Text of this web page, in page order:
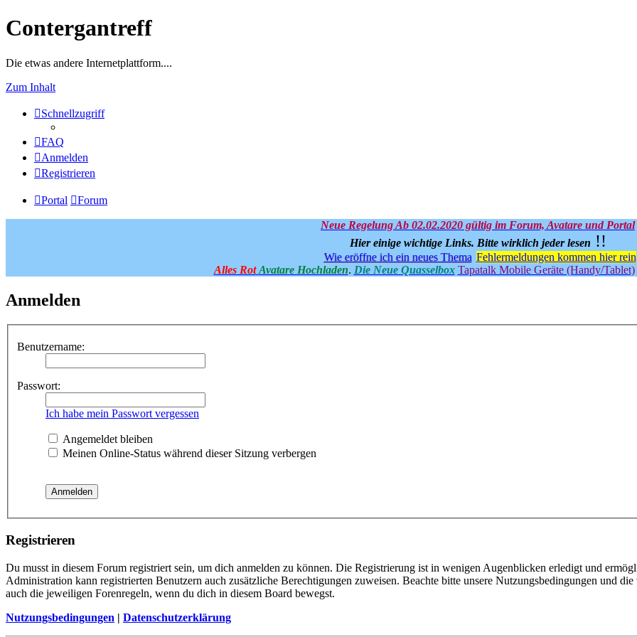
Contergantreff
Die etwas andere Internetplattform....
Zum Inhalt
Schnellzugriff
FAQ
Anmelden
Registrieren
Portal Forum
Neue Regelung Ab 02.02.2020 gültig im Forum, Avatare und Portal
Hier einige wichtige Links. Bitte wirklich jeder lesen !!
Wie eröffne ich ein neues Thema Fehlermeldungen kommen hier rein
Alles Rot Avatare Hochladen. Die Neue Quasselbox Tapatalk Mobile Geräte (Handy/Tablet)
Anmelden
Benutzername:
Passwort:
Ich habe mein Passwort vergessen
Angemeldet bleiben
Meinen Online-Status während dieser Sitzung verbergen
Registrieren
Du musst in diesem Forum registriert sein, um dich anmelden zu können. Die Registrierung ist in wenigen Augenblicken erledigt und
Administration kann registrierten Benutzern auch zusätzliche Berechtigungen zuweisen. Beachte bitte unsere Nutzungsbedingungen und
auch die jeweiligen Forenregeln, wenn du dich in diesem Board bewegst.
Nutzungsbedingungen | Datenschutzerklärung